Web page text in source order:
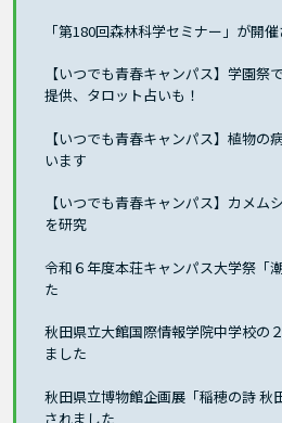
「第180回森林科学セミナー」が開
【いつでも青春キャンパス】学園祭
提供、タロット占いも！
【いつでも青春キャンパス】植物の
います
【いつでも青春キャンパス】カメム
を研究
令和６年度本荘キャンパス大学祭「
た
秋田県立大館国際情報学院中学校の
ました
秋田県立博物館企画展「稲穂の詩 秋
されました